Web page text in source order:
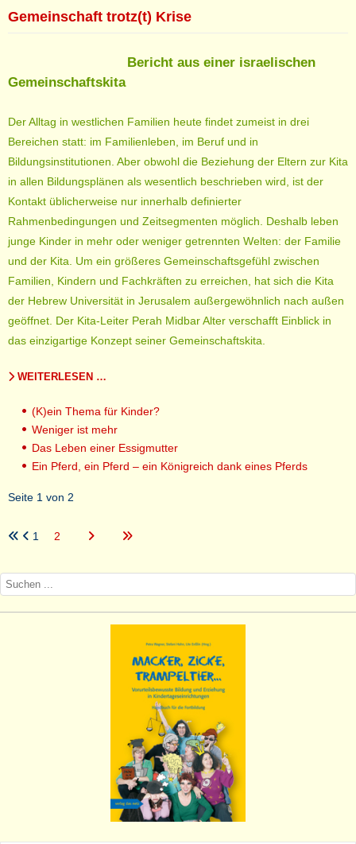
Gemeinschaft trotz(t) Krise
Bericht aus einer israelischen
Gemeinschaftskita
Der Alltag in westlichen Familien heute findet zumeist in drei
Bereichen statt: im Familienleben, im Beruf und in
Bildungsinstitutionen. Aber obwohl die Beziehung der Eltern zur Kita
in allen Bildungsplänen als wesentlich beschrieben wird, ist der
Kontakt üblicherweise nur innerhalb definierter
Rahmenbedingungen und Zeitsegmenten möglich. Deshalb leben
junge Kinder in mehr oder weniger getrennten Welten: der Familie
und der Kita. Um ein größeres Gemeinschaftsgefühl zwischen
Familien, Kindern und Fachkräften zu erreichen, hat sich die Kita
der Hebrew Universität in Jerusalem außergewöhnlich nach außen
geöffnet. Der Kita-Leiter Perah Midbar Alter verschafft Einblick in
das einzigartige Konzept seiner Gemeinschaftskita.
WEITERLESEN …
(K)ein Thema für Kinder?
Weniger ist mehr
Das Leben einer Essigmutter
Ein Pferd, ein Pferd – ein Königreich dank eines Pferds
Seite 1 von 2
1 2